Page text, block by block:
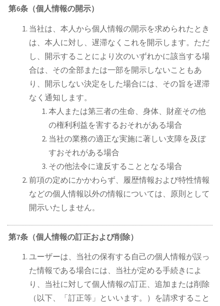
第6条（個人情報の開示）
当社は、本人から個人情報の開示を求められたとき
は、本人に対し、遅滞なくこれを開示します。ただ
し、開示することにより次のいずれかに該当する場
合は、その全部または一部を開示しないこともあ
り、開示しない決定をした場合には、その旨を遅滞
なく通知します。
本人または第三者の生命、身体、財産その他
の権利利益を害するおそれがある場合
当社の業務の適正な実施に著しい支障を及ぼ
すおそれがある場合
その他法令に違反することとなる場合
前項の定めにかかわらず、履歴情報および特性情報
などの個人情報以外の情報については、原則として
開示いたしません。
第7条（個人情報の訂正および削除）
ユーザーは、当社の保有する自己の個人情報が誤っ
た情報である場合には、当社が定める手続きによ
り、当社に対して個人情報の訂正、追加または削除
（以下、「訂正等」といいます。）を請求すること